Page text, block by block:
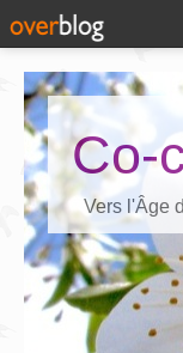
Co-
Vers l'Âge